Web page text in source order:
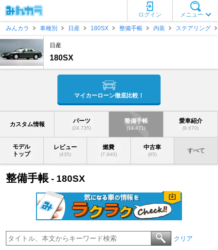
メニュー
ログイン
みんカラ
車種別 日産 180SX 整備手帳 内装 ステアリング
日産
180SX
マイカーローン徹底比較！
カスタム情報 パーツ
(24,735)
整備手帳
(14,471)
愛車紹介
(9,670)
モデル
トップ
レビュー
(435)
燃費
(7,940)
中古車
(65)
すべて
整備手帳 - 180SX
クリア